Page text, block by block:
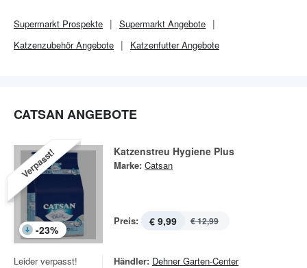
Supermarkt Prospekte Supermarkt Angebote
Katzenzubehör Angebote
Katzenfutter Angebote
CATSAN ANGEBOTE
Verpasst!
-23%
Katzenstreu Hygiene Plus
Marke: Catsan
Preis: € 9,99 € 12,99
Leider verpasst!
Händler: Dehner Garten-Center